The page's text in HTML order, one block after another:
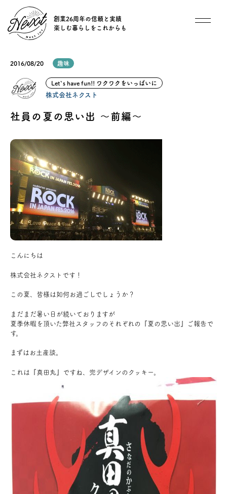
創業26周年の信頼と実績
楽しむ暮らしをこれからも
住宅商品
イベント
オススメ物件
オーナー様インタビュー
ごあいさつ
チーム紹介
アクセス
ブログ
会社案内
キャンペーン
プライバシーポリシー
モデルハウス見学・ご予約
お問い合わせ
2016/08/20 趣味
Let`s have fun!! ワクワクをいっぱいに
株式会社ネクスト
社員の夏の思い出 ～前編～
こんにちは
株式会社ネクストです！
この夏、皆様は如何お過ごしでしょうか？
まだまだ暑い日が続いておりますが
夏季休暇を頂いた弊社スタッフのそれぞれの『夏の思い出』ご報告で
す。
まずはお土産談。
これは『真田丸』ですね、兜デザインのクッキー。